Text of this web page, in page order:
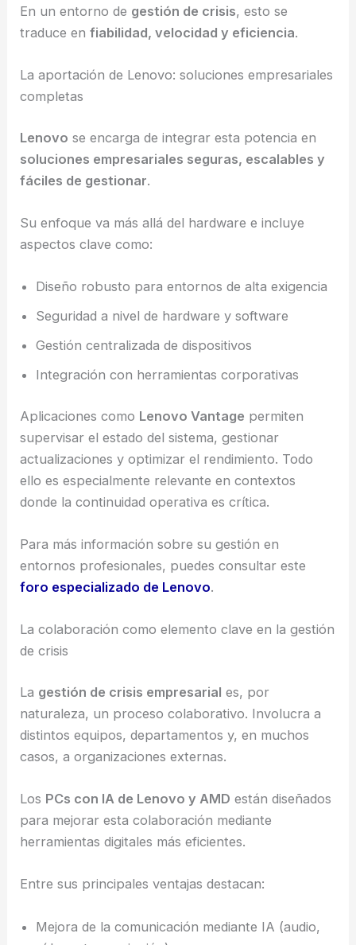
En un entorno de gestión de crisis, esto se
traduce enfiabilidad, velocidad y eficiencia.
La aportación de Lenovo: soluciones empresariales
completas
Lenovo se encarga de integrar esta potencia en
soluciones empresariales seguras, escalables y
fáciles de gestionar.
Su enfoque va más allá del hardware e incluye
aspectos clave como:
Diseño robusto para entornos de alta exigencia
Seguridad a nivel de hardware y software
Gestión centralizada de dispositivos
Integración con herramientas corporativas
Aplicaciones como Lenovo Vantage permiten
supervisar el estado del sistema, gestionar
actualizaciones y optimizar el rendimiento. Todo
ello es especialmente relevante en contextos
donde la continuidad operativa es crítica.
Para más información sobre su gestión en
entornos profesionales, puedes consultar este
foro especializado de Lenovo.
La colaboración como elemento clave en la gestión
de crisis
La gestión de crisis empresarial es, por
naturaleza, un proceso colaborativo. Involucra a
distintos equipos, departamentos y, en muchos
casos, a organizaciones externas.
Los PCs con IA de Lenovo y AMD están diseñados
para mejorar esta colaboración mediante
herramientas digitales más eficientes.
Entre sus principales ventajas destacan:
Mejora de la comunicación mediante IA (audio,